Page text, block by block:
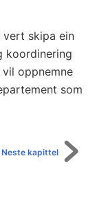
vert skipa ein
koordinering
oppnemne
som
Neste kapittel